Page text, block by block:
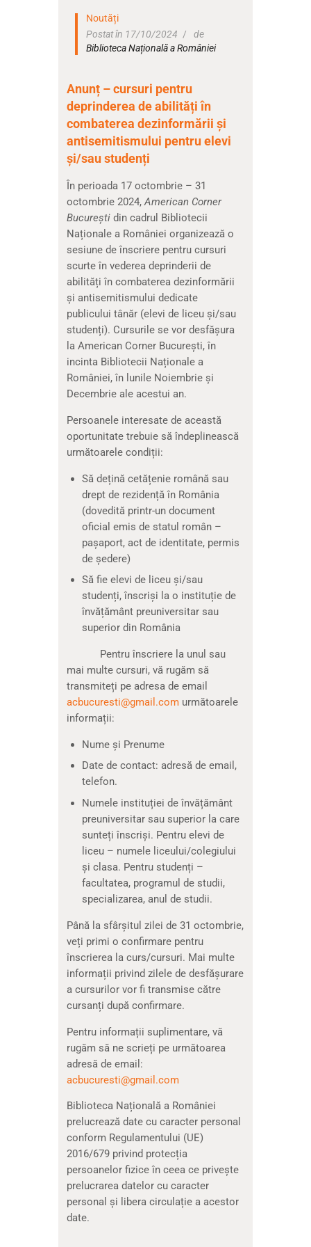
Noutăți
Postat în 17/10/2024
de
Biblioteca Națională a României
Anunț – cursuri pentru
deprinderea de abilități în
combaterea dezinformării și
antisemitismului pentru elevi
și/sau studenți
În perioada 17 octombrie – 31
octombrie 2024,American Corner
București din cadrul Bibliotecii
Naționale a României organizează o
sesiune de înscriere pentru cursuri
scurte în vederea deprinderii de
abilități în combaterea dezinformării
și antisemitismului dedicate
publicului tânăr (elevi de liceu și/sau
studenți). Cursurile se vor desfășura
la American Corner București, în
incinta Bibliotecii Naționale a
României, în lunile Noiembrie și
Decembrie ale acestui an.
Persoanele interesate de această
oportunitate trebuie să îndeplinească
următoarele condiții:
Să dețină cetățenie română sau
drept de rezidență în România
(dovedită printr-un document
oficial emis de statul român –
pașaport, act de identitate, permis
de ședere)
Să fie elevi de liceu și/sau
studenți, înscriși la o instituție de
învățământ preuniversitar sau
superior din România
Pentru înscriere la unul sau
mai multe cursuri, vă rugăm să
transmiteți pe adresa de email
acbucuresti@gmail.comurmătoarele
informații:
Nume și Prenume
Date de contact: adresă de email,
telefon.
Numele instituției de învățământ
preuniversitar sau superior la care
sunteți înscriși. Pentru elevi de
liceu – numele liceului/colegiului
și clasa. Pentru studenți –
facultatea, programul de studii,
specializarea, anul de studii.
Până la sfârșitul zilei de 31 octombrie,
veți primi o confirmare pentru
înscrierea la curs/cursuri. Mai multe
informații privind zilele de desfășurare
a cursurilor vor fi transmise către
cursanți după confirmare.
Pentru informații suplimentare, vă
rugăm să ne scrieți pe următoarea
adresă de email:
acbucuresti@gmail.com
Biblioteca Națională a României
prelucrează date cu caracter personal
conform Regulamentului (UE)
2016/679 privind protecția
persoanelor fizice în ceea ce privește
prelucrarea datelor cu caracter
personal și libera circulație a acestor
date.